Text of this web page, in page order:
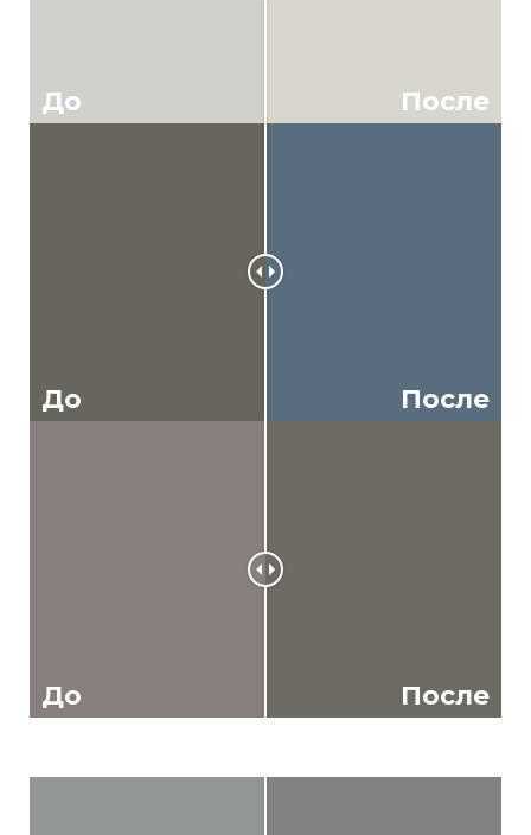
До После
До После
До После